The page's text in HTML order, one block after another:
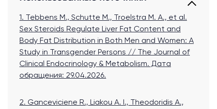
1. Tebbens M., Schutte M., Troelstra M. A., et al.
Sex Steroids Regulate Liver Fat Content and
Body Fat Distribution in Both Men and Women: A
Study in Transgender Persons // The Journal of
Clinical Endocrinology & Metabolism. Дата
обращения: 29.04.2026.
2. Ganceviciene R., Liakou A. I., Theodoridis A.,